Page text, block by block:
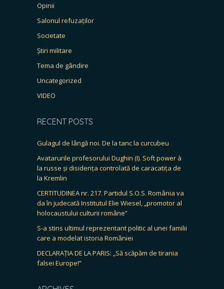
Opinii
Salonul refuzaților
Societate
Știri militare
Tema de gândire
Uncategorized
VIDEO
RECENT POSTS
Gulagul de lângă noi. De la tanc la curcubeu
Avatarurile profesorului Dughin (I). Soft power à
la russe și disidența controlată de caracatița de
la Kremlin
CERTITUDINEA nr. 217. Partidul S.O.S. România va
da în judecată Institutul Elie Wiesel, „promotor al
holocaustului culturii române”
S-a stins ultimul reprezentant politic al unei familii
care a modelat istoria României
DECLARAȚIA DE LA PARIS: „Să scăpăm de tirania
falsei Europe!”